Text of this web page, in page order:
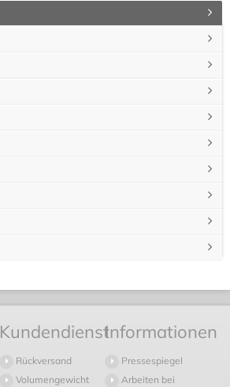
Kundendienst
Rückversand
Volumengewicht
Informationen
Pressespiegel
Arbeiten bei